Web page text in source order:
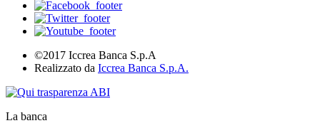
©2017 Iccrea Banca S.p.A
Realizzato da Iccrea Banca S.p.A.
La banca